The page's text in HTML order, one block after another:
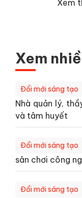
Xem
Xem
Đổi mới sáng tạo
Nhà quản lý,
và tâm huyết
Đổi mới sáng tạo
sân chơi công
Đổi mới sáng tạo